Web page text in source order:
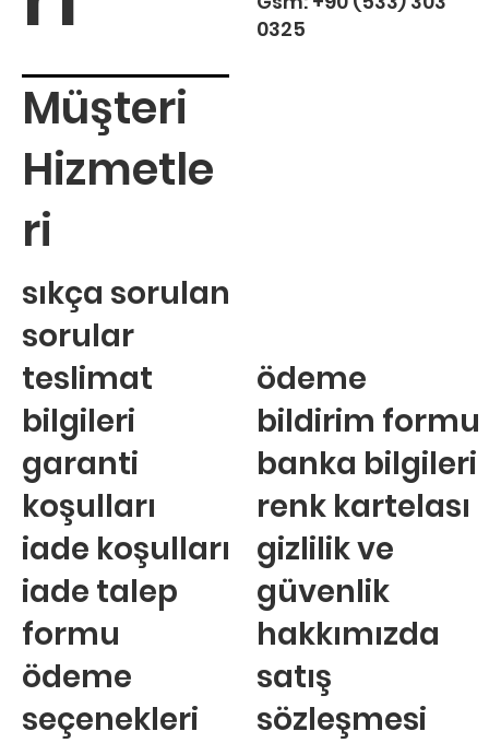
Müşteri
Hizmetle
ri
sıkça sorulan
sorular
teslimat
bilgileri
garanti
koşulları
iade koşulları
iade talep
formu
ödeme
seçenekleri
ödeme
bildirim formu
banka bilgileri
renk kartelası
gizlilik ve
güvenlik
hakkımızda
satış
sözleşmesi
0325